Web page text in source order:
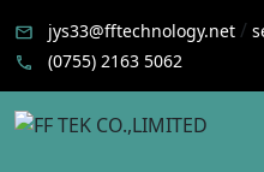
jys33@fftechnology.net /
(0755) 2163 5062